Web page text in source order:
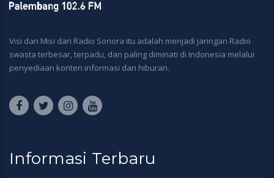
Visi dan Misi dari Radio Sonora itu adalah menjadi jaringan Radio
swasta terbesar, terpadu, dan paling diminati di Indonesia melalui
penyediaan konten informasi dan hiburan.
Informasi Terbaru